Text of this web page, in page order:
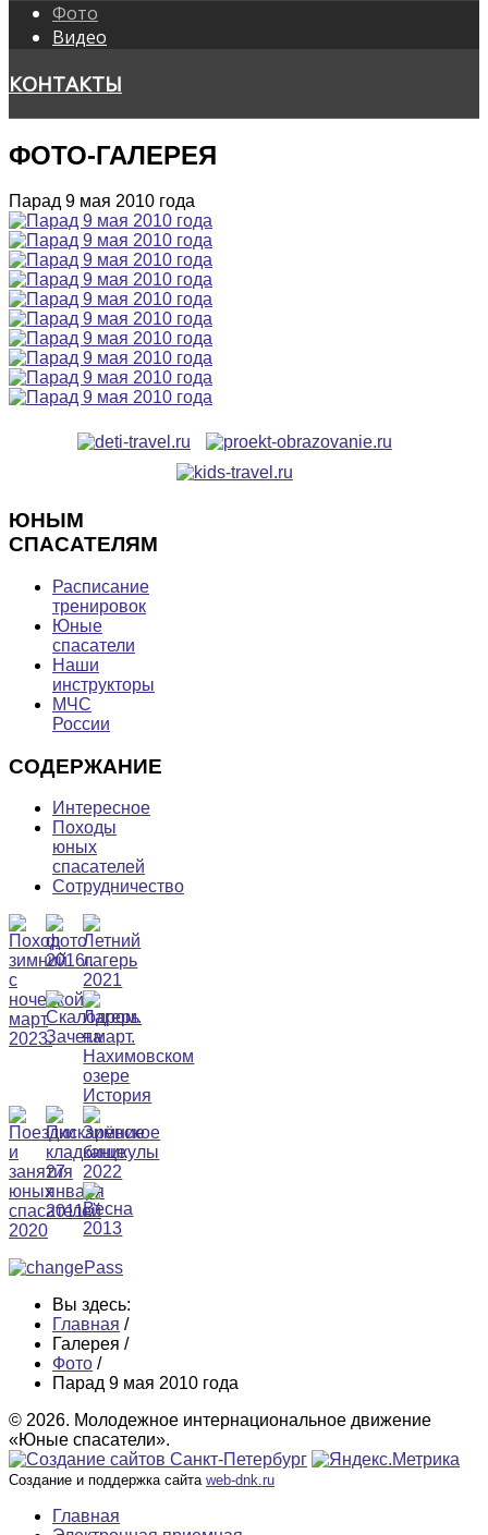
Фото
Видео
КОНТАКТЫ
ФОТО-ГАЛЕРЕЯ
Парад 9 мая 2010 года
ЮНЫМ
СПАСАТЕЛЯМ
Расписание
тренировок
Юные
спасатели
Наши
инструкторы
МЧС
России
СОДЕРЖАНИЕ
Интересное
Походы
юных
спасателей
Сотрудничество
Вы здесь:
Главная /
Галерея /
Фото /
Парад 9 мая 2010 года
© 2026. Молодежное интернациональное движение
«Юные спасатели».
Создание и поддержка сайта web-dnk.ru
Главная